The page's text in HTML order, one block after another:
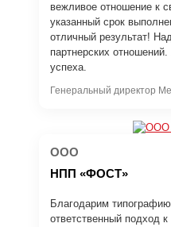
вежливое отношение к
указанный срок
отличный результат!
партнерских
успеха.
Генеральный директор
ООО
НПП «ФОСТ»
Благодарим
ответственный подход